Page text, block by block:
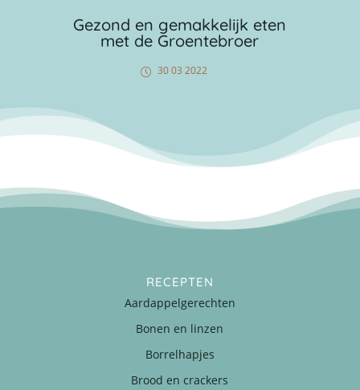
Gezond en gemakkelijk eten
met de Groentebroer
30 03 2022
RECEPTEN
Aardappelgerechten
Bonen en linzen
Borrelhapjes
Brood en crackers